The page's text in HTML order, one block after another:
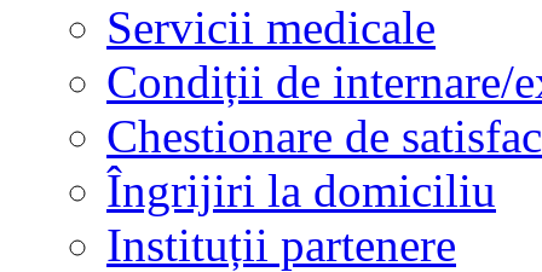
Servicii medicale
Condiții de internare/
Chestionare de
Îngrijiri la domiciliu
Instituții partenere